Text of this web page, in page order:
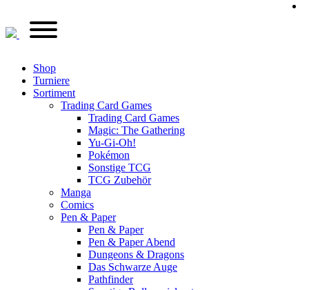
Shop
Turniere
Sortiment
Trading Card Games
Trading Card Games
Magic: The Gathering
Yu-Gi-Oh!
Pokémon
Sonstige TCG
TCG Zubehör
Manga
Comics
Pen & Paper
Pen & Paper
Pen & Paper Abend
Dungeons & Dragons
Das Schwarze Auge
Pathfinder